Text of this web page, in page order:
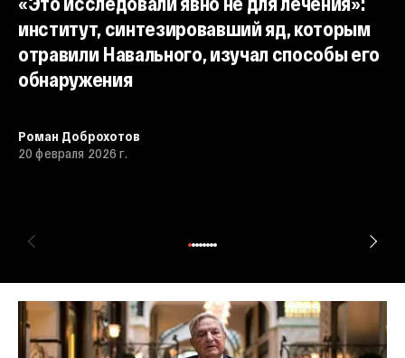
институт, синтезировавший яд, которым
отравили Навального, изучал способы его
обнаружения
Роман Доброхотов
20 февраля 2026 г.